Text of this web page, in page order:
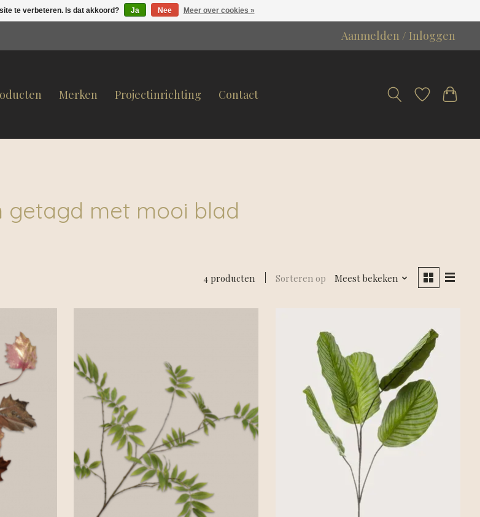
Aanmelden / Inloggen
Merken Projectinrichting Contact
getagd met mooi blad
4 producten Sorteren op Meest bekeken
te verbeteren. Is dat akkoord? Ja Nee Meer over cookies »